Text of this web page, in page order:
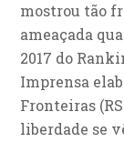
mostrou tão
ameaçada
2017 do
Imprensa
Fronteiras
liberdade se